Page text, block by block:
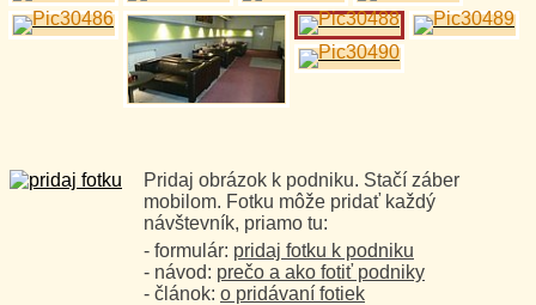
Pridaj obrázok k podniku. Stačí záber
mobilom. Fotku môže pridať každý
návštevník, priamo tu:
- formulár: pridaj fotku k podniku
- návod: prečo a ako fotiť podniky
- článok: o pridávaní fotiek